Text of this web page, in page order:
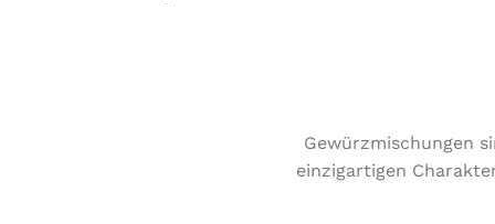
Gewürzmischungen
einzigartigen